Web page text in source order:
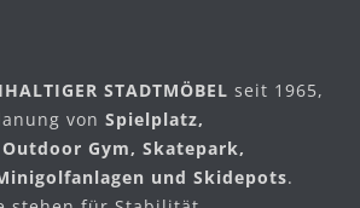
STADTMÖBEL seit 1965,
von Spielplatz,
Gym, Skatepark,
und Skidepots.